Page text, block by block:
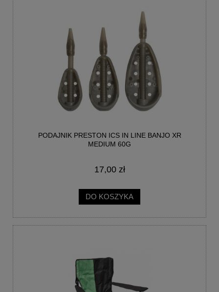
PODAJNIK PRESTON ICS IN LINE BANJO XR
MEDIUM 60G
17,00 zł
DO KOSZYKA